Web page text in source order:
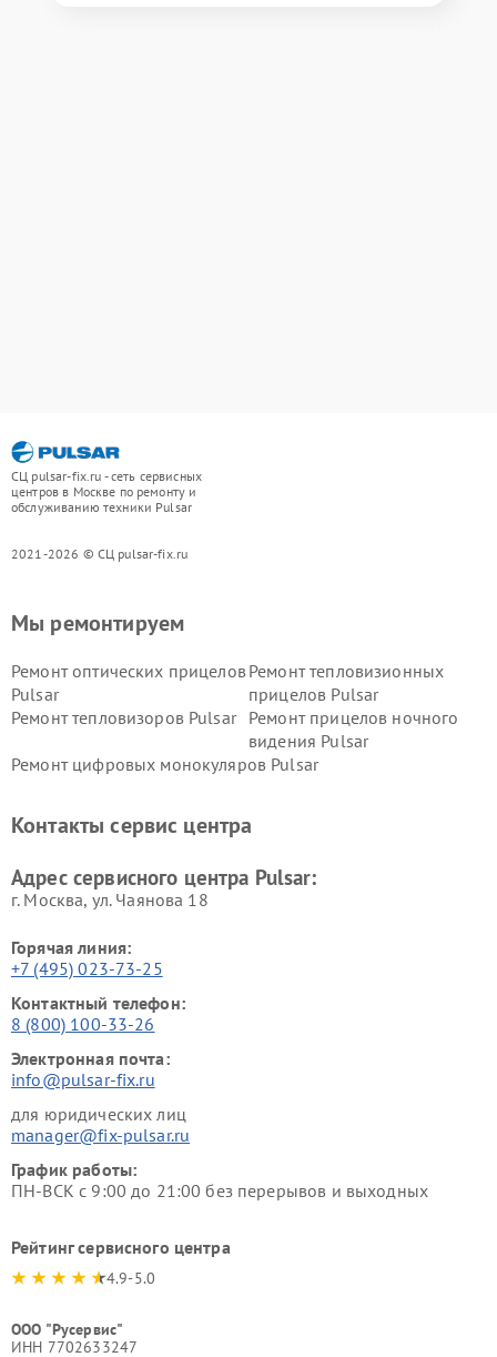
СЦ pulsar-fix.ru - сеть сервисных
центров в Москве по ремонту и
обслуживанию техники Pulsar
2021-2026 © СЦ pulsar-fix.ru
Мы ремонтируем
Ремонт оптических прицелов
Pulsar
Ремонт тепловизионных
прицелов Pulsar
Ремонт тепловизоров Pulsar
Ремонт прицелов ночного
видения Pulsar
Ремонт цифровых монокуляров Pulsar
Контакты сервис центра
Адрес сервисного центра Pulsar:
г. Москва, ул. Чаянова 18
Горячая линия:
+7 (495) 023-73-25
Контактный телефон:
8 (800) 100-33-26
Электронная почта:
info@pulsar-fix.ru
для юридических лиц
manager@fix-pulsar.ru
График работы:
ПН-ВСК с 9:00 до 21:00 без перерывов и выходных
Рейтинг сервисного центра
4.9-5.0
ООО "Русервис"
ИНН 7702633247